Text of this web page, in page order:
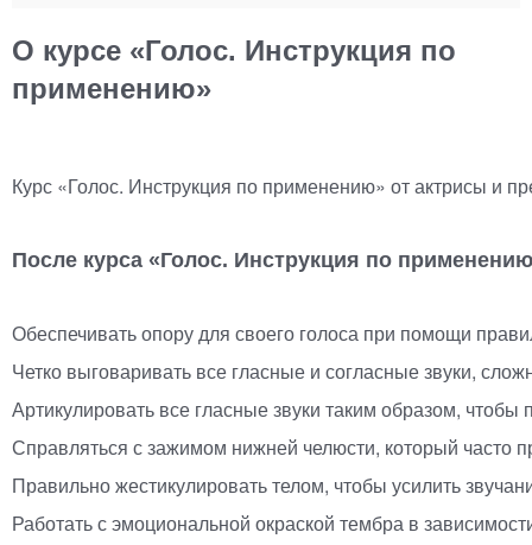
О курсе «Голос. Инструкция по
применению»
Курс «Голос. Инструкция по применению» от актрисы и
После курса «Голос. Инструкция по
Обеспечивать опору для своего голоса при помощи
Четко выговаривать все гласные и согласные звуки,
Артикулировать все гласные звуки таким образом,
Справляться с зажимом нижней челюсти, который часто
Правильно жестикулировать телом, чтобы усилить
Работать с эмоциональной окраской тембра в